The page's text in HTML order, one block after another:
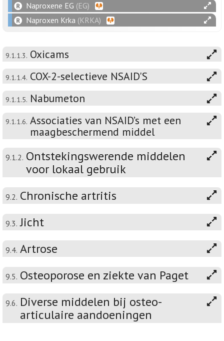
Naproxene EG (EG)
Naproxen Krka (KRKA)
9.1.1.3. Oxicams
9.1.1.4. COX-2-selectieve NSAID'S
9.1.1.5. Nabumeton
9.1.1.6. Associaties van NSAID’s met een
maagbeschermend middel
9.1.2. Ontstekingswerende middelen
voor lokaal gebruik
9.2. Chronische artritis
9.3. Jicht
9.4. Artrose
9.5. Osteoporose en ziekte van Paget
9.6. Diverse middelen bij osteo-
articulaire aandoeningen